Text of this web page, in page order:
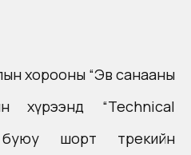
хорооны “Эв санааны
хүрээнд “Technical
шорт трекийн